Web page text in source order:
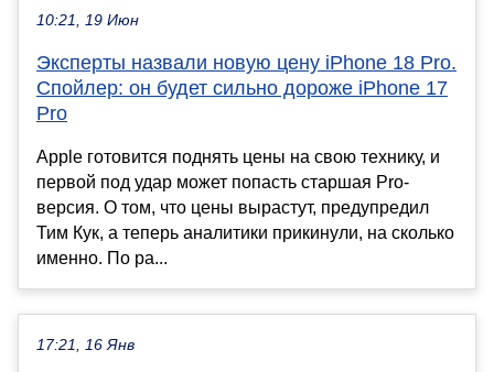
10:21, 19 Июн
Эксперты назвали новую цену iPhone 18 Pro.
Спойлер: он будет сильно дороже iPhone 17
Pro
Apple готовится поднять цены на свою технику, и
первой под удар может попасть старшая Pro-
версия. О том, что цены вырастут, предупредил
Тим Кук, а теперь аналитики прикинули, на сколько
именно. По ра...
17:21, 16 Янв